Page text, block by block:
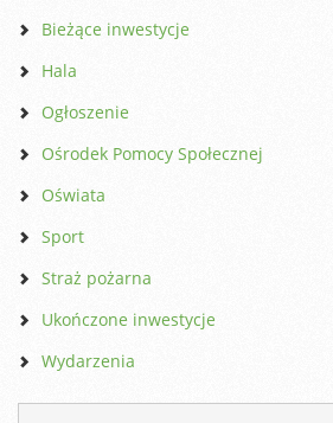
Bieżące inwestycje
Hala
Ogłoszenie
Ośrodek Pomocy Społecznej
Oświata
Sport
Straż pożarna
Ukończone inwestycje
Wydarzenia